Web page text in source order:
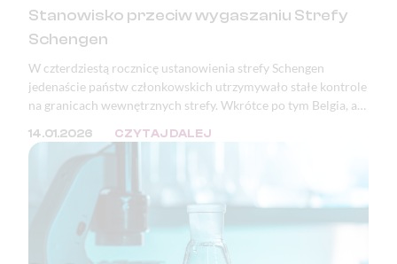
Stanowisko przeciw wygaszaniu Strefy
Schengen
W czterdziestą rocznicę ustanowienia strefy Schengen
jedenaście państw członkowskich utrzymywało stałe kontrole
na granicach wewnętrznych strefy. Wkrótce po tym Belgia, a
granicy z Niemcami. Podstawowe wolności Unii Europejskiej,
takie jak prawo obywateli państw członkowskich do
chronione. Zjednoczona Europa bez kontroli granicznych —
jedno z największych osiągnięć pokojowej integracji
kontynentu — jest poświęcana dla bieżących celów
14.01.2026 CZYTAJ DALEJ